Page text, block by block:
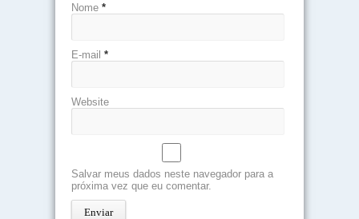
Nome *
E-mail *
Website
Salvar meus dados neste navegador para a
próxima vez que eu comentar.